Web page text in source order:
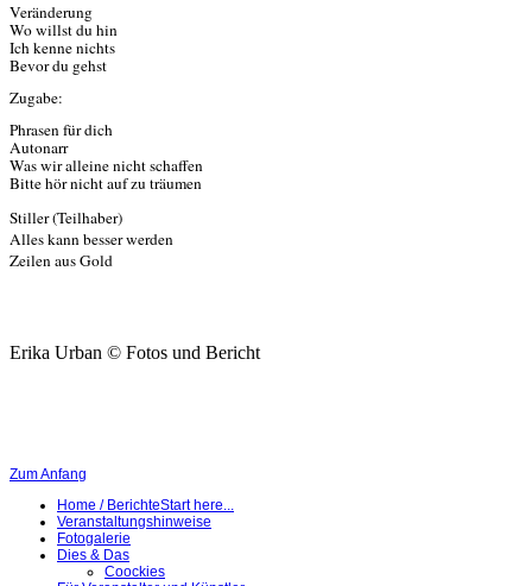
Veränderung
Wo willst du hin
Ich kenne nichts
Bevor du gehst
Zugabe:
Phrasen für dich
Autonarr
Was wir alleine nicht schaffen
Bitte hör nicht auf zu träumen
Stiller (Teilhaber)
Alles kann besser werden
Zeilen aus Gold
Erika Urban © Fotos und Bericht
Zum Anfang
Home / BerichteStart here...
Veranstaltungshinweise
Fotogalerie
Dies & Das
Coockies